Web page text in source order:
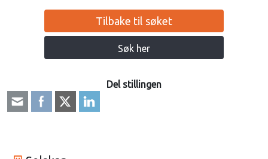
Tilbake til søket
Søk her
Del stillingen